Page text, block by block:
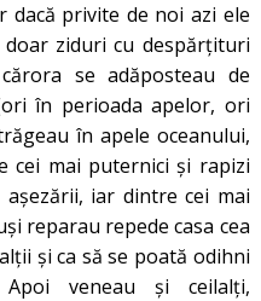
dacă privite de noi azi ele
ziduri cu despărțituri
se adăposteau de
în perioada apelor, ori
în apele oceanului,
cei mai puternici și rapizi
iar dintre cei mai
reparau repede casa cea
și ca să se poată odihni
veneau și ceilalți,